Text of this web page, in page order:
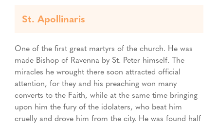
St. Apollinaris
One of the first great martyrs of the church. He was
made Bishop of Ravenna by St. Peter himself. The
miracles he wrought there soon attracted official
attention, for they and his preaching won many
converts to the Faith, while at the same time bringing
upon him the fury of the idolaters, who beat him
cruelly and drove him from the city. He was found half